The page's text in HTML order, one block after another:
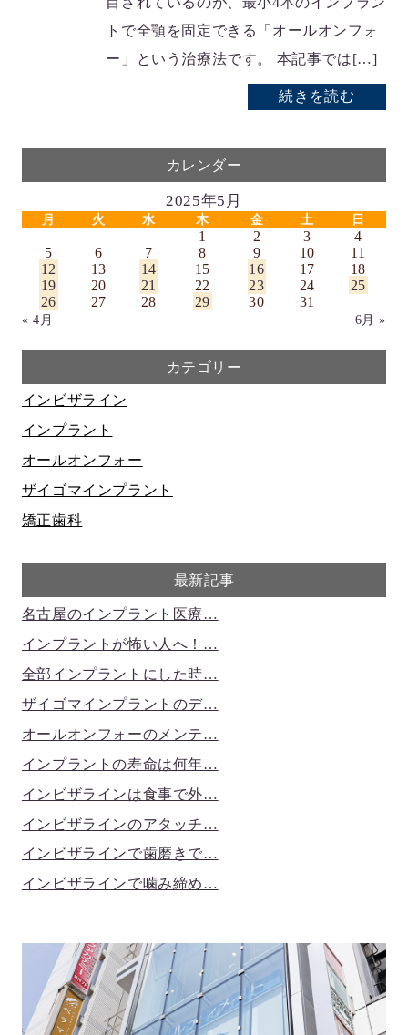
トで全顎を固定できる「オールオンフォ
ー」という治療法です。 本記事では[…]
続きを読む
カレンダー
2025年5月
月 火 水 木 金 土 日
1 2 3
4
5
6 7 8 9 10
11
12
13 14 15 16 17
18
19
20 21 22 23 24
25
26
27 28 29 30 31
« 4月 6月 »
カテゴリー
インビザライン
インプラント
オールオンフォー
ザイゴマインプラント
矯正歯科
最新記事
名古屋のインプラント医療…
インプラントが怖い人へ！…
全部インプラントにした時…
ザイゴマインプラントのデ…
オールオンフォーのメンテ…
インプラントの寿命は何年…
インビザラインは食事で外…
インビザラインのアタッチ…
インビザラインで歯磨きで…
インビザラインで噛み締め…